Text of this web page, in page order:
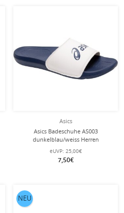
Asics
Asics Badeschuhe AS003
dunkelblau/weiss Herren
eUVP: 25,00€
7,50€
NEU